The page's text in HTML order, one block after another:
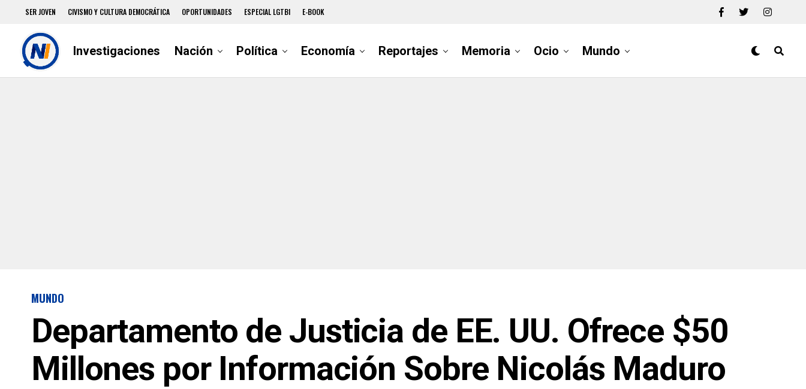
SER JOVEN CIVISMO Y CULTURA DEMOCRÁTICA OPORTUNIDADES ESPECIAL LGTBI E-BOOK
Investigaciones Nación Política Economía Reportajes Memoria Ocio Mundo
MUNDO
Departamento de Justicia de EE. UU. Ofrece $50
Millones por Información Sobre Nicolás Maduro